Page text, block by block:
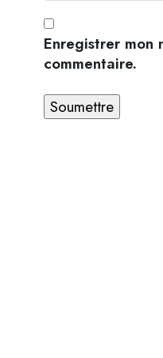
Enregistrer mon
commentaire.